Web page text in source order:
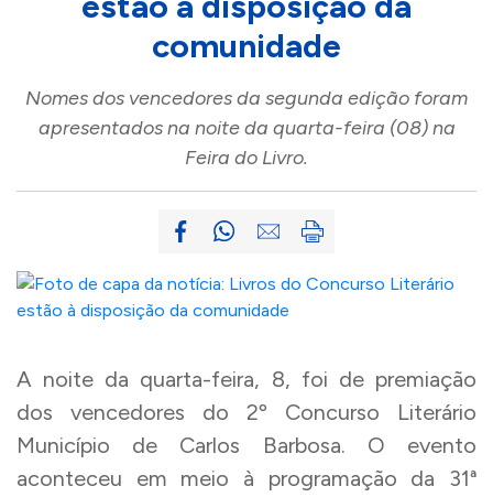
comunidade
Nomes dos vencedores da segunda edição foram
apresentados na noite da quarta-feira (08) na
Feira do Livro.
A noite da quarta-feira, 8, foi de premiação
dos vencedores do 2º Concurso Literário
Município de Carlos Barbosa. O evento
aconteceu em meio à programação da 31ª